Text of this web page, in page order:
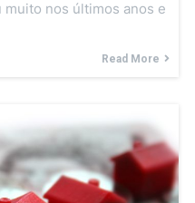
nos últimos anos e
Read More